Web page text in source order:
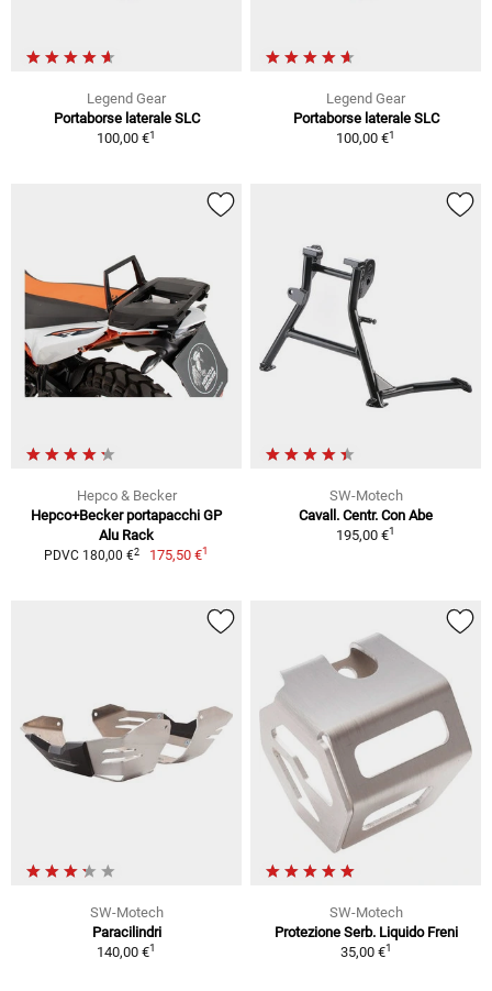
Legend Gear
Portaborse laterale SLC
100,00 €1
Legend Gear
Portaborse laterale SLC
100,00 €1
Hepco & Becker
Hepco+Becker portapacchi GP
Alu Rack
PDVC 180,00 €2 175,50 €1
SW-Motech
Cavall. Centr. Con Abe
195,00 €1
SW-Motech
Paracilindri
140,00 €1
SW-Motech
Protezione Serb. Liquido Freni
35,00 €1